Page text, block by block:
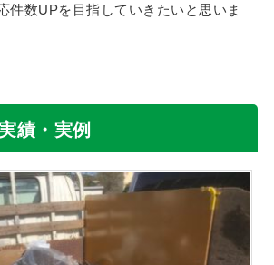
件数UPを目指していきたいと思いま
績・実例